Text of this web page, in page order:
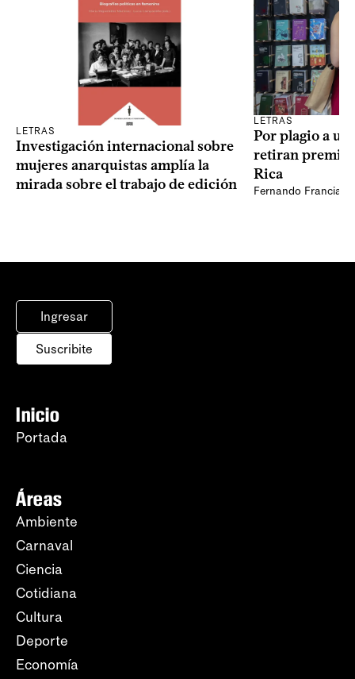
LETRAS
Investigación internacional sobre
mujeres anarquistas amplía la
mirada sobre el trabajo de edición
LETRAS
Por plagio a
retiran premio
Rica
Fernando Francia,
Ingresar
Suscribite
Inicio
Portada
Áreas
Ambiente
Carnaval
Ciencia
Cotidiana
Cultura
Deporte
Economía